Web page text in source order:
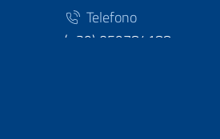
Telefono
(+39) 059784188